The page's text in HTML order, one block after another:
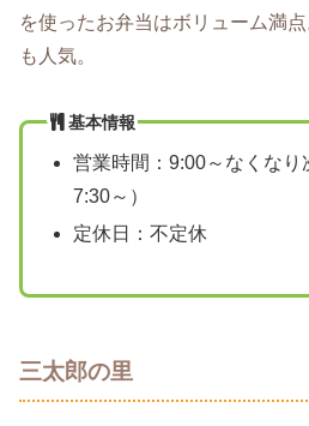
を使ったお弁当はボリューム満
も人気。
基本情報
営業時間：9:00～なくなり
7:30～）
定休日：不定休
三太郎の里